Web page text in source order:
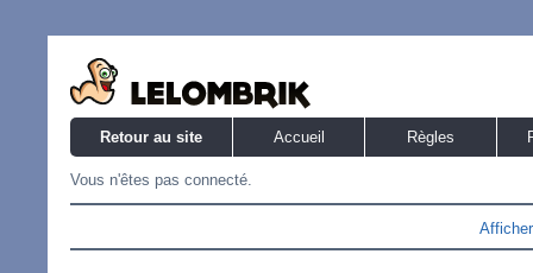
Retour au site Accueil Règles
Vous n'êtes pas connecté.